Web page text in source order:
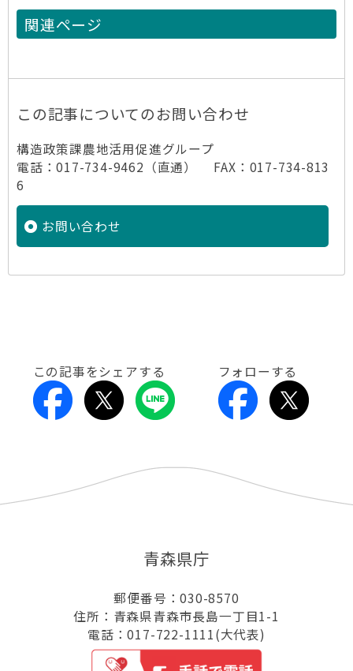
関連ページ
この記事についてのお問い合わせ
構造政策課農地活用促進グループ
電話：017-734-9462（直通） FAX：017-734-813
6
お問い合わせ
この記事をシェアする フォローする
青森県庁
郵便番号：030-8570
住所：青森県青森市長島一丁目1-1
電話：017-722-1111(大代表)